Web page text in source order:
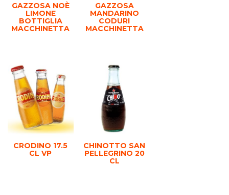
GAZZOSA NOÈ
LIMONE
BOTTIGLIA
MACCHINETTA
GAZZOSA
MANDARINO
CODURI
MACCHINETTA
CRODINO 17.5
CL VP
CHINOTTO SAN
PELLEGRINO 20
CL